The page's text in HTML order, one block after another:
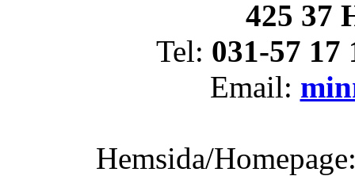
425 37
Tel: 031-57 17
Email:
Hemsida/